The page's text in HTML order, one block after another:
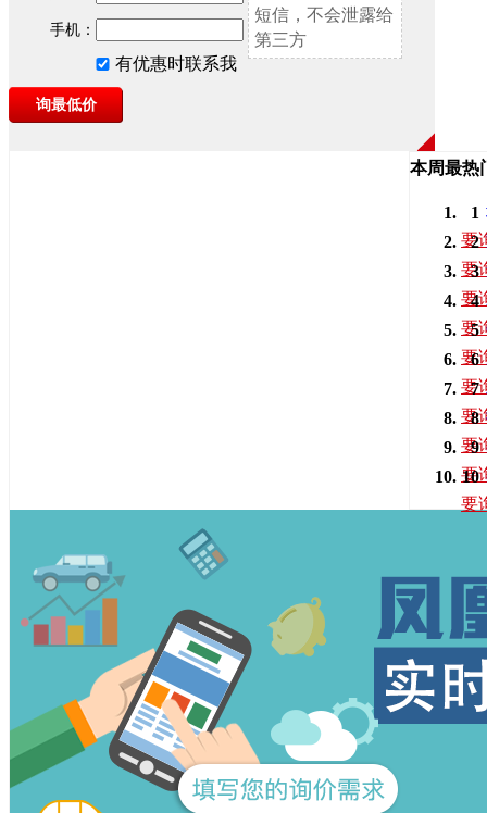
手机：
短信，不会泄露给
第三方
有优惠时联系我
本周最热
1
要
2
要
3
要
4
要
5
要
6
要
7
要
8
要
9
要
10
要